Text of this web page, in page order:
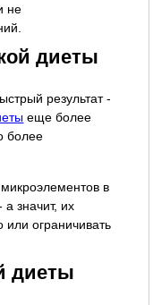
не
диеты
результат -
еще более
более
в
значит, их
ограничивать
диеты